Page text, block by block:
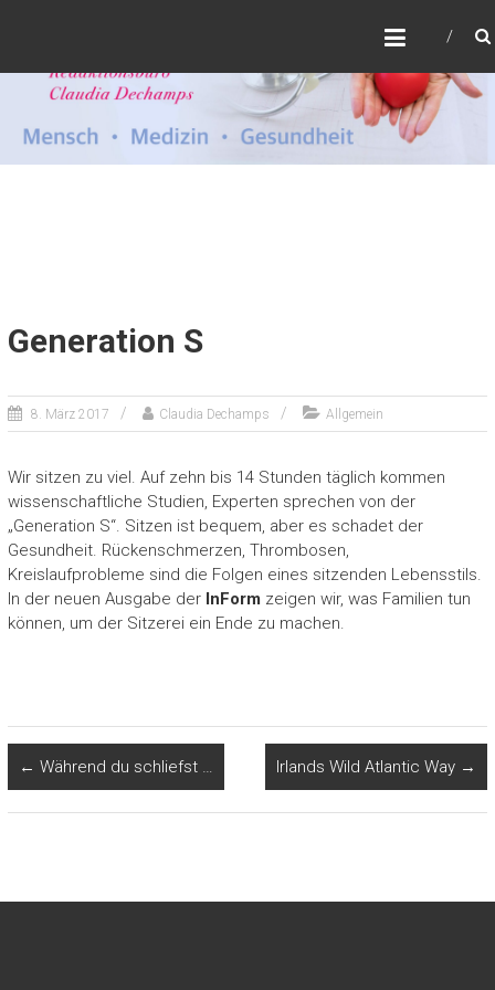
Generation S
8. März 2017 Claudia Dechamps Allgemein
Wir sitzen zu viel. Auf zehn bis 14 Stunden täglich kommen
wissenschaftliche Studien, Experten sprechen von der
„Generation S“. Sitzen ist bequem, aber es schadet der
Gesundheit. Rückenschmerzen, Thrombosen,
Kreislaufprobleme sind die Folgen eines sitzenden Lebensstils.
In der neuen Ausgabe derInForm zeigen wir, was Familien tun
können, um der Sitzerei ein Ende zu machen.
← Während du schliefst … Irlands Wild Atlantic Way →